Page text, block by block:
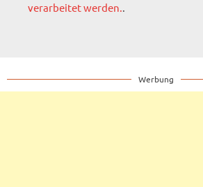
verarbeitet werden..
Werbung